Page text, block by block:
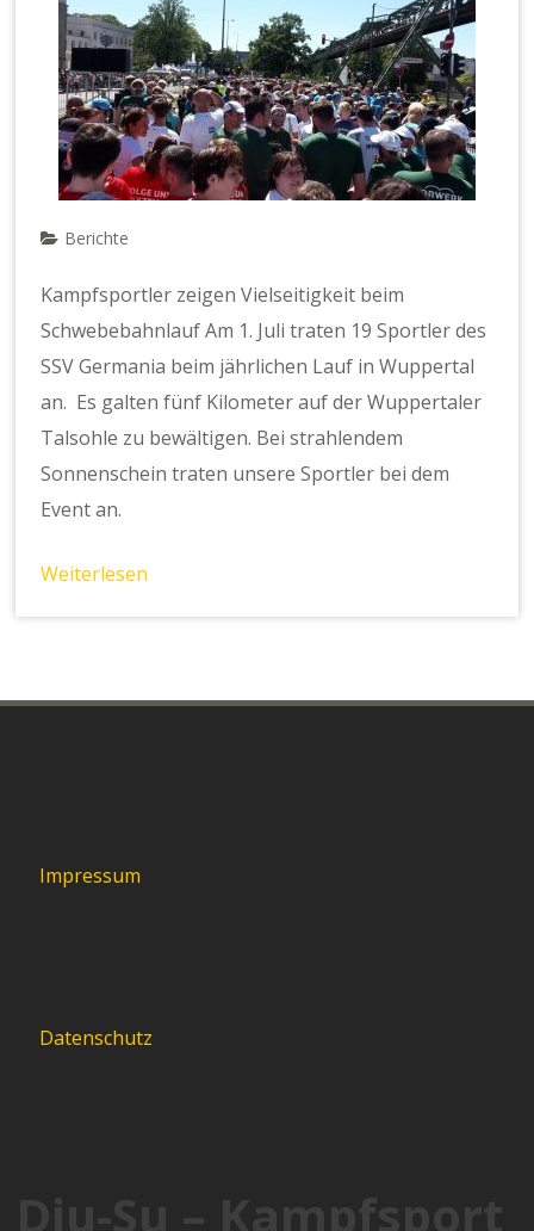
Berichte
Kampfsportler zeigen Vielseitigkeit beim
Schwebebahnlauf Am 1. Juli traten 19 Sportler des
SSV Germania beim jährlichen Lauf in Wuppertal
an. Es galten fünf Kilometer auf der Wuppertaler
Talsohle zu bewältigen. Bei strahlendem
Sonnenschein traten unsere Sportler bei dem
Event an.
Weiterlesen
Impressum
Datenschutz
Dju-Su – Kampfsport